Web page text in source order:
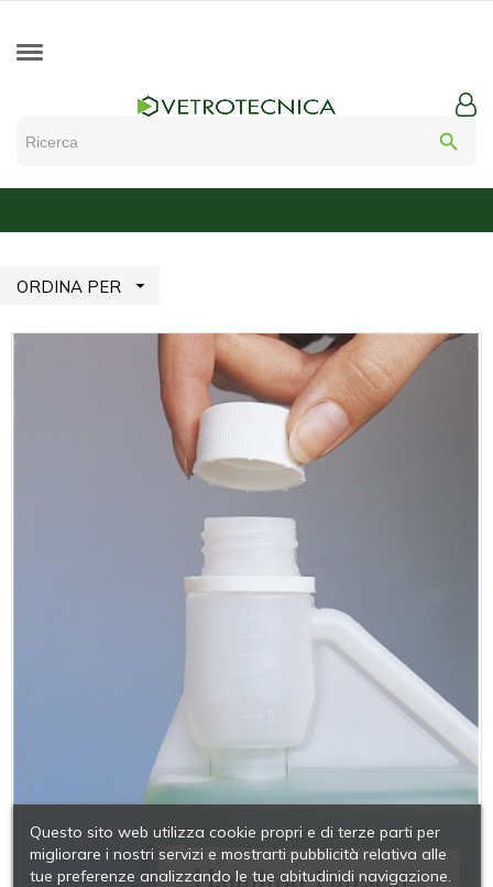
search
ORDINA PER 
Questo sito web utilizza cookie propri e di terze parti per
migliorare i nostri servizi e mostrarti pubblicità relativa alle
tue preferenze analizzando le tue abitudinidi navigazione.